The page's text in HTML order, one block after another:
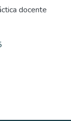
docente